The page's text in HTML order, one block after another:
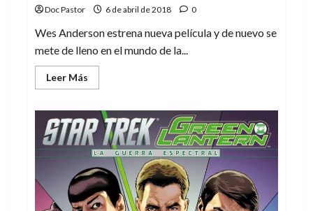
Doc Pastor 6 de abril de 2018 0
Wes Anderson estrena nueva película y de nuevo se
mete de lleno en el mundo de la...
Leer Más
más
Isla
de
perros
de
Wes
Anderson:
Gerry
Anderson
estaría
orgulloso